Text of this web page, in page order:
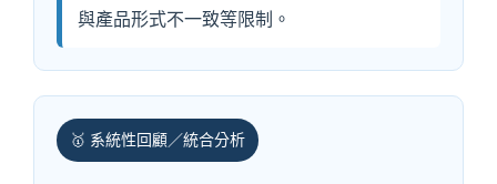
與產品形式不一致等限制。
🥇 系統性回顧／統合分析